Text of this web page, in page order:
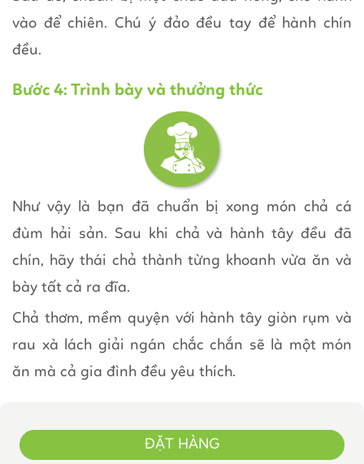
vào để chiên. Chú ý đảo đều tay để hành chín
đều.
Bước 4: Trình bày và thưởng thức
Như vậy là bạn đã chuẩn bị xong món chả cá
đùm hải sản. Sau khi chả và hành tây đều đã
chín, hãy thái chả thành từng khoanh vừa ăn và
bày tất cả ra đĩa.
Chả thơm, mềm quyện với hành tây giòn rụm và
rau xà lách giải ngán chắc chắn sẽ là một món
ăn mà cả gia đình đều yêu thích.
ĐẶT HÀNG